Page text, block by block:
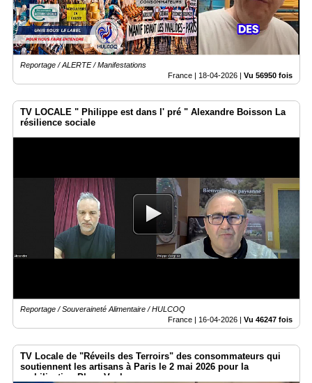
Reportage / ALERTE / Manifestations
France | 18-04-2026 Vu 56950 fois
TV LOCALE " Philippe est dans l' pré " Alexandre Boisson La
résilience sociale
Reportage / Souveraineté Alimentaire / HULCOQ
France | 16-04-2026 | Vu 46247 fois
TV Locale de "Réveils des Terroirs" des consommateurs qui
soutiennent les artisans à Paris le 2 mai 2026 pour la
mobilisation Place Vauban